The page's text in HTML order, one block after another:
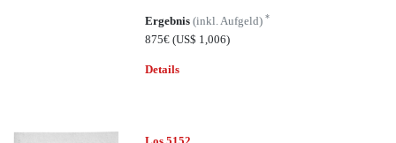
Ergebnis(inkl. Aufgeld)*
875€(US$ 1,006)
Details